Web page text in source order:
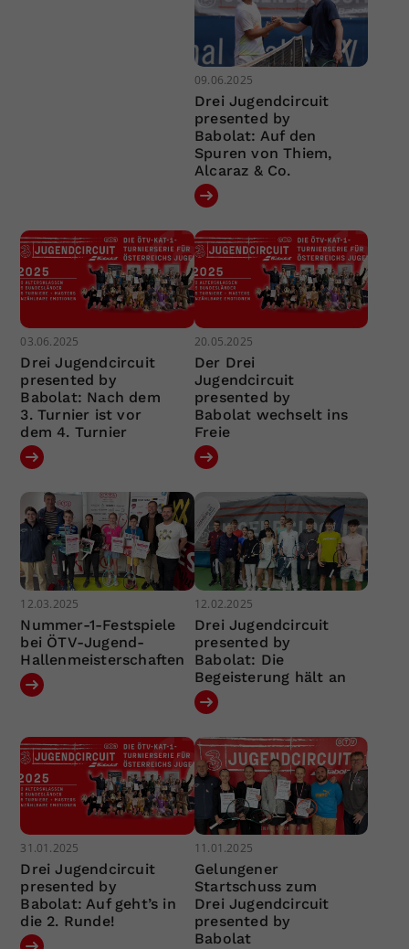
09.06.2025
Drei Jugendcircuit
presented by
Babolat: Auf den
Spuren von Thiem,
Alcaraz & Co.
03.06.2025
Drei Jugendcircuit
presented by
Babolat: Nach dem
3. Turnier ist vor
dem 4. Turnier
20.05.2025
Der Drei
Jugendcircuit
presented by
Babolat wechselt ins
Freie
12.03.2025
Nummer-1-Festspiele
bei ÖTV-Jugend-
Hallenmeisterschaften
12.02.2025
Drei Jugendcircuit
presented by
Babolat: Die
Begeisterung hält an
31.01.2025
Drei Jugendcircuit
presented by
Babolat: Auf geht’s in
die 2. Runde!
11.01.2025
Gelungener
Startschuss zum
Drei Jugendcircuit
presented by
Babolat